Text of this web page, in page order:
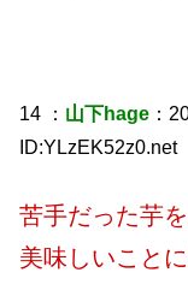
14 ： 山下hage ：
ID:YLzEK52z0.net
苦手だった芋
美味しいこと